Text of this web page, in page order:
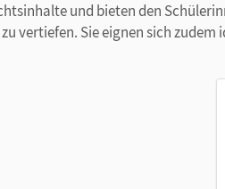
und bieten den
vertiefen. Sie eignen sich